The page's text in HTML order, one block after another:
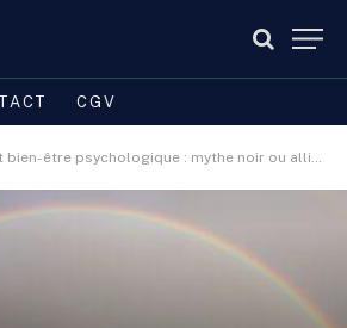
CGV
être psychologique : mythe noir ou alliée insoupçonnée ?